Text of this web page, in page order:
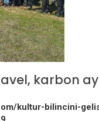
karbon
kultur-bilincini-